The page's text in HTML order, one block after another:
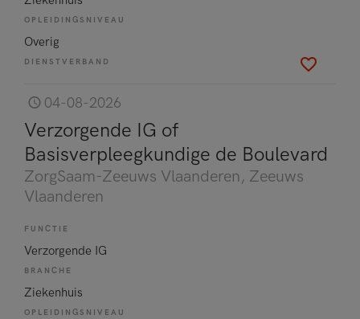
OPLEIDINGSNIVEAU
Overig
DIENSTVERBAND
04-08-2026
Verzorgende IG of
Basisverpleegkundige de Boulevard
ZorgSaam-Zeeuws Vlaanderen, Zeeuws
Vlaanderen
FUNCTIE
Verzorgende IG
BRANCHE
Ziekenhuis
OPLEIDINGSNIVEAU